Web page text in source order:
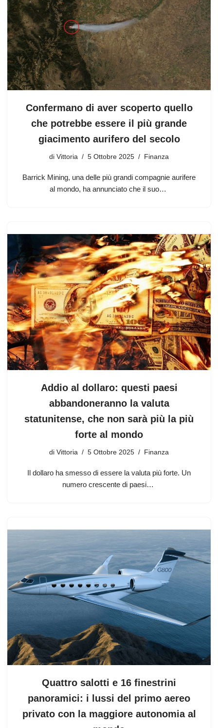
Confermano di aver scoperto quello
che potrebbe essere il più grande
giacimento aurifero del secolo
di Vittoria 5 Ottobre 2025 Finanza
Barrick Mining, una delle più grandi compagnie aurifere
al mondo, ha annunciato che il suo…
Addio al dollaro: questi paesi
abbandoneranno la valuta
statunitense, che non sarà più la più
forte al mondo
di Vittoria 5 Ottobre 2025 Finanza
Il dollaro ha smesso di essere la valuta più forte. Un
numero crescente di paesi…
Quattro salotti e 16 finestrini
panoramici: i lussi del primo aereo
privato con la maggiore autonomia al